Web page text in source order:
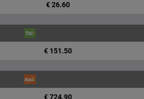
€ 26.60
€ 151.50
€ 724.90